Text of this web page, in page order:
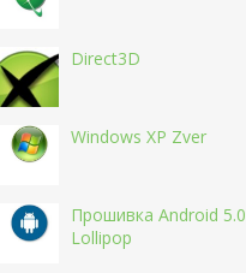
Direct3D
Windows XP Zver
Прошивка Android 5.0
Lollipop